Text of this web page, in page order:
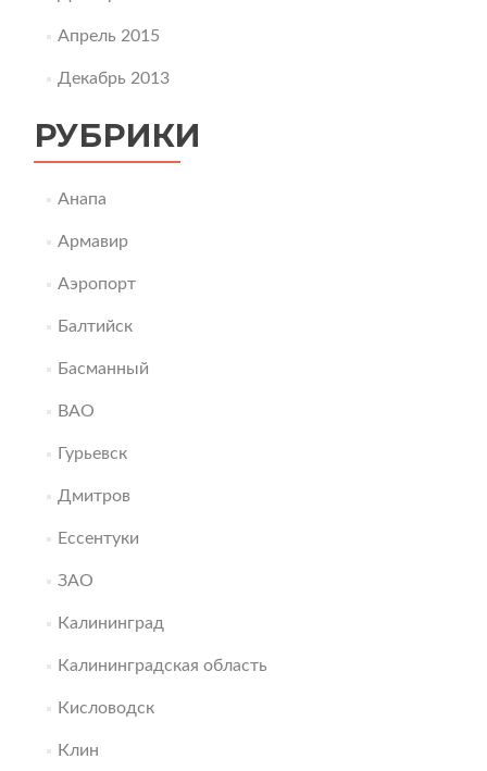
Апрель 2015
Декабрь 2013
РУБРИКИ
Анапа
Армавир
Аэропорт
Балтийск
Басманный
ВАО
Гурьевск
Дмитров
Ессентуки
ЗАО
Калининград
Калининградская область
Кисловодск
Клин